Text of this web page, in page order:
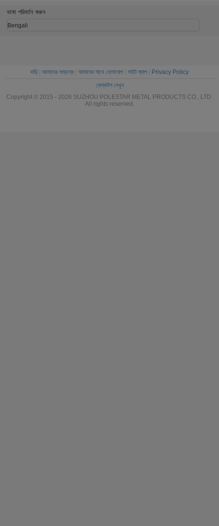
ভাষা পরিবর্তন করুন
Bengali
বাড়ি| আমাদের সম্বন্ধে| আমাদের সাথে যোগাযোগ সাইট ম্যাপ
Privacy Policy
ডেস্কটপ দেখুন
Copyright © 2015 - 2026 SUZHOU POLESTAR METAL PRODUCTS CO., LTD.
All rights reserved.